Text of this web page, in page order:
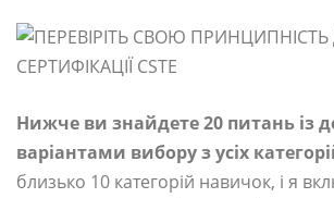
Нижче ви знайдете 20 питань із
варіантами вибору з усіх
близько 10 категорій навичок, і я